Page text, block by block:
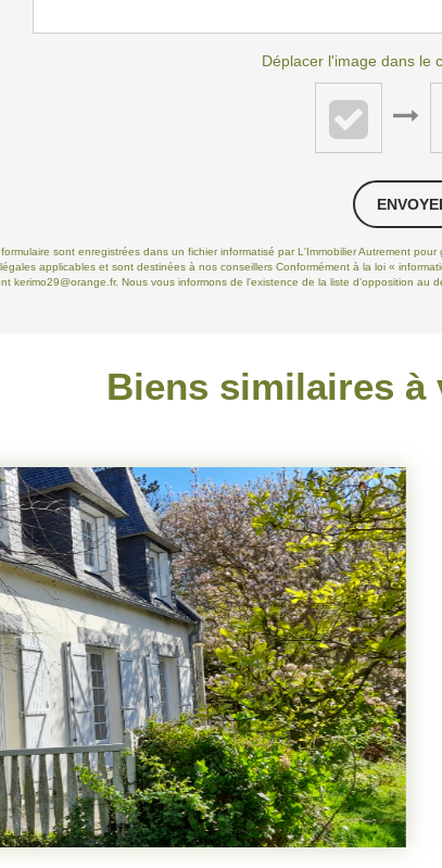
Déplacer l'image dans le
sont enregistrées dans un fichier informatisé par L'Immobilier Autrement
applicables et sont destinées à nos conseillers Conformément à la loi «
kerimo29@orange.fr. Nous vous informons de l'existence de la liste d'opposition
Biens similaires à